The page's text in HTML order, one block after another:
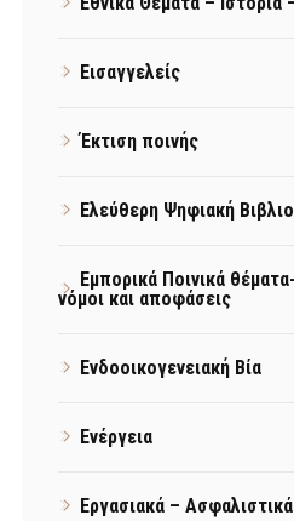
Εισαγγελείς
Έκτιση ποινής
Ελεύθερη Ψηφιακή
Εμπορικά Ποινικά
νόμοι και αποφάσεις
Ενδοοικογενειακή Βία
Ενέργεια
Εργασιακά –